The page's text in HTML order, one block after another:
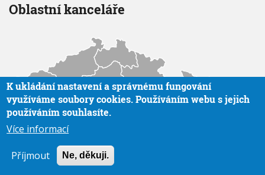
Oblastní kanceláře
K ukládání nastavení a správnému fungování
využíváme soubory cookies. Používáním webu s jejich
používáním souhlasíte.
Více informací
Příjmout Ne, děkuji.